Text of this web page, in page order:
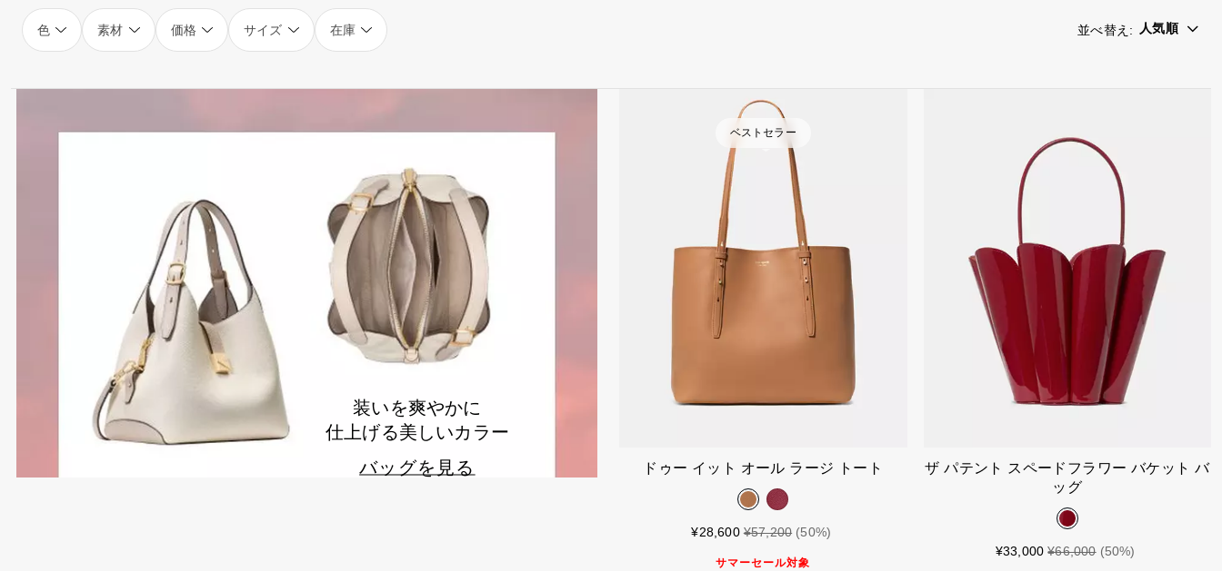
色 素材 価格 サイズ 在庫 並べ替え : 人気順
装いを爽やかに
仕上げる美しいカラー
バッグを見る
ベストセラー
カートに入れる
ドゥー イット オール ラージ トート
¥28,600 ¥57,200 (50%)
サマーセール対象
カートに入れる
ザ パテント スペードフラワー バケット バ
ッグ
¥33,000 ¥66,000 (50%)